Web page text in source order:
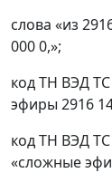
слова «из
000 0,»;
код ТН ВЭД
эфиры 2916
код ТН ВЭД
«сложные